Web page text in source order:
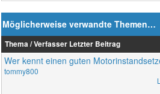
Möglicherweise verwandte Themen…
Thema / Verfasser Letzter Beitrag
Wer kennt einen guten
tommy800